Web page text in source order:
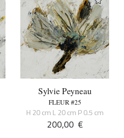
Sylvie Peyneau
FLEUR #25
H 20 cm L 20 cm P 0.5 cm
200,00 €